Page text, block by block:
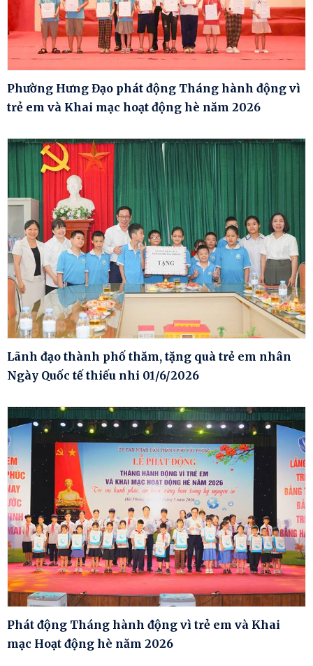
Phường Hưng Đạo phát động Tháng hành động vì
trẻ em và Khai mạc hoạt động hè năm 2026
Lãnh đạo thành phố thăm, tặng quà trẻ em nhân
Ngày Quốc tế thiếu nhi 01/6/2026
Phát động Tháng hành động vì trẻ em và Khai
mạc Hoạt động hè năm 2026